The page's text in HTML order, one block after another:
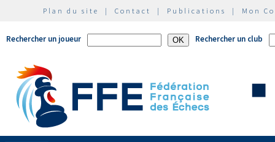
Plan du site | Contact | Publications | Mon
Rechercher un joueur Rechercher un club